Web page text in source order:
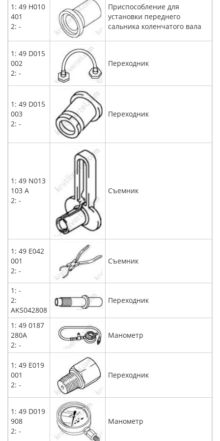
1: 49 Н010
401
2: -
Приспособление для
установки переднего
сальника коленчатого вала
1: 49 D015
002
2: -
Переходник
1: 49 D015
003
2: -
Переходник
1: 49 N013
103 A
2: -
Съемник
1: 49 E042
001
2: -
Съемник
1: -
2:
AKS042808
Переходник
1: 49 0187
280А
2: -
Манометр
1: 49 E019
001
2: -
Переходник
1: 49 D019
908
2: -
Манометр